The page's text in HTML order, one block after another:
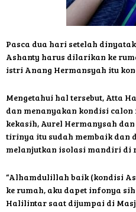
Pasca dua hari setelah
Ashanty harus dilarikan ke
istri Anang Hermansyah itu
Mengetahui hal tersebut, Atta
dan menanyakan kondisi calon
kekasih, Aurel Hermanysah
tirinya itu sudah membaik dan
melanjutkan isolasi mandiri di
“Alhamdulillah baik (kondisi
ke rumah, aku dapet infonya
Halilintar saat dijumpai di